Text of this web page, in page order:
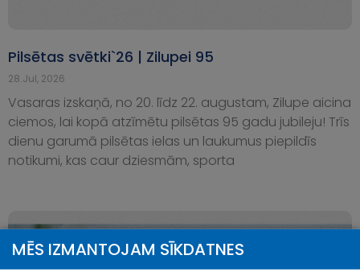
Pilsētas svētki`26 | Zilupei 95
28.Jul, 2026
Vasaras izskaņā, no 20. līdz 22. augustam, Zilupe aicina
ciemos, lai kopā atzīmētu pilsētas 95 gadu jubileju! Trīs
dienu garumā pilsētas ielas un laukumus piepildīs
notikumi, kas caur dziesmām, sporta
MĒS IZMANTOJAM SĪKDATNES